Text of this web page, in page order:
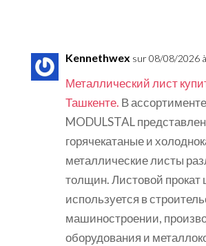
Kennethwex sur 08/08/2026
Металлический лист
Ташкенте. В ассортименте
MODULSTAL
горячекатаные и
металлические листы
толщин. Листовой прокат
используется в
машиностроении,
оборудования и